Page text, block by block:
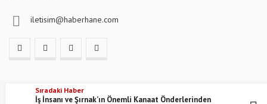
Sıradaki Haber
İş İnsanı ve Şırnak’ın Önemli Kanaat Önderlerinden
iletisim@haberhane.com
2024 © Tüm Hakları Saklıdır. Haber Hane